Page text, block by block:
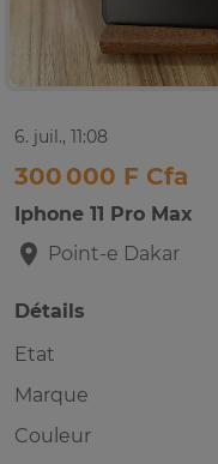
6. juil., 11:08
300 000 F Cfa
Iphone 11 Pro Max
Point-e Dakar
Détails
Etat
Marque
Couleur